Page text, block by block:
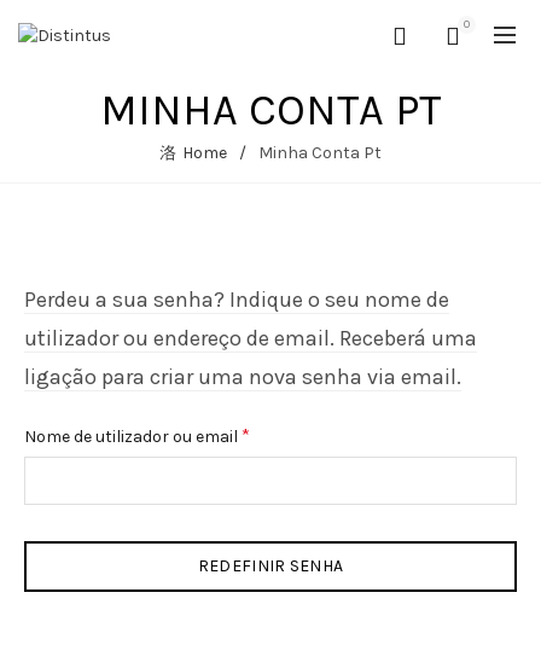
0
MINHA CONTA PT
Home Minha Conta Pt
Perdeu a sua senha? Indique o seu nome de
utilizador ou endereço de email. Receberá uma
ligação para criar uma nova senha via email.
Nome de utilizador ou email *
REDEFINIR SENHA